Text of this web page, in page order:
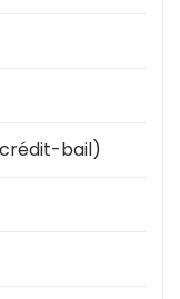
bail)